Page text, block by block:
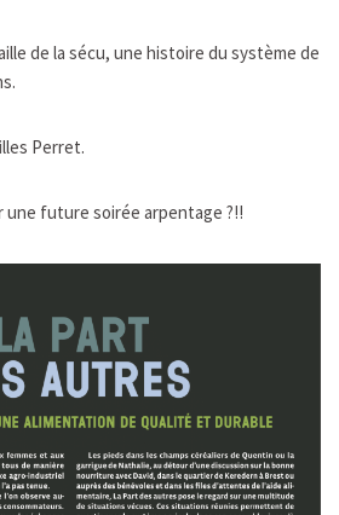
de la sécu, une histoire du système de
Perret.
future soirée arpentage ?!!